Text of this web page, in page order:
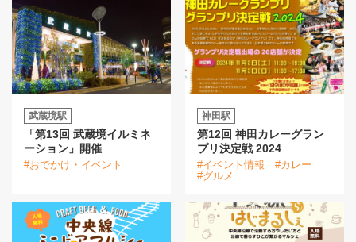
武蔵境駅
「第13回 武蔵境イルミネ
ーション」開催
#おでかけ・イベント
神田駅
第12回 神田カレーグラン
プリ決定戦 2024
#イベント情報
#カレー
#グルメ